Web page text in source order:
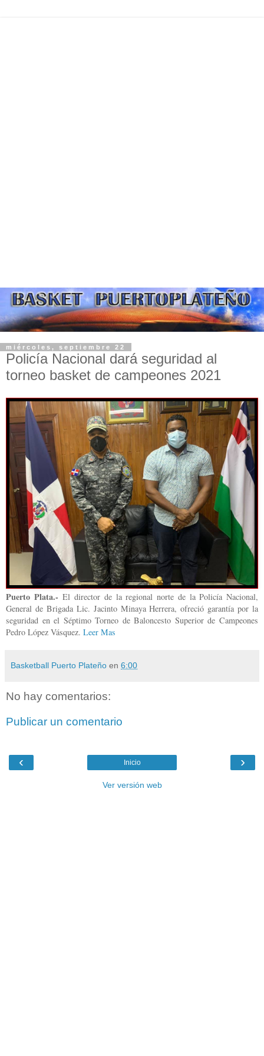
miércoles, septiembre 22
Policía Nacional dará seguridad al
torneo basket de campeones 2021
Puerto Plata.-El director de la regional norte de la Policía Nacional,
General de Brigada Lic. Jacinto Minaya Herrera, ofreció garantía por la
seguridad en el Séptimo Torneo de Baloncesto Superior de Campeones
Pedro López Vásquez. Leer Mas
Basketball Puerto Plateño en 6:00
No hay comentarios:
Publicar un comentario
‹ ›
Inicio
Ver versión web